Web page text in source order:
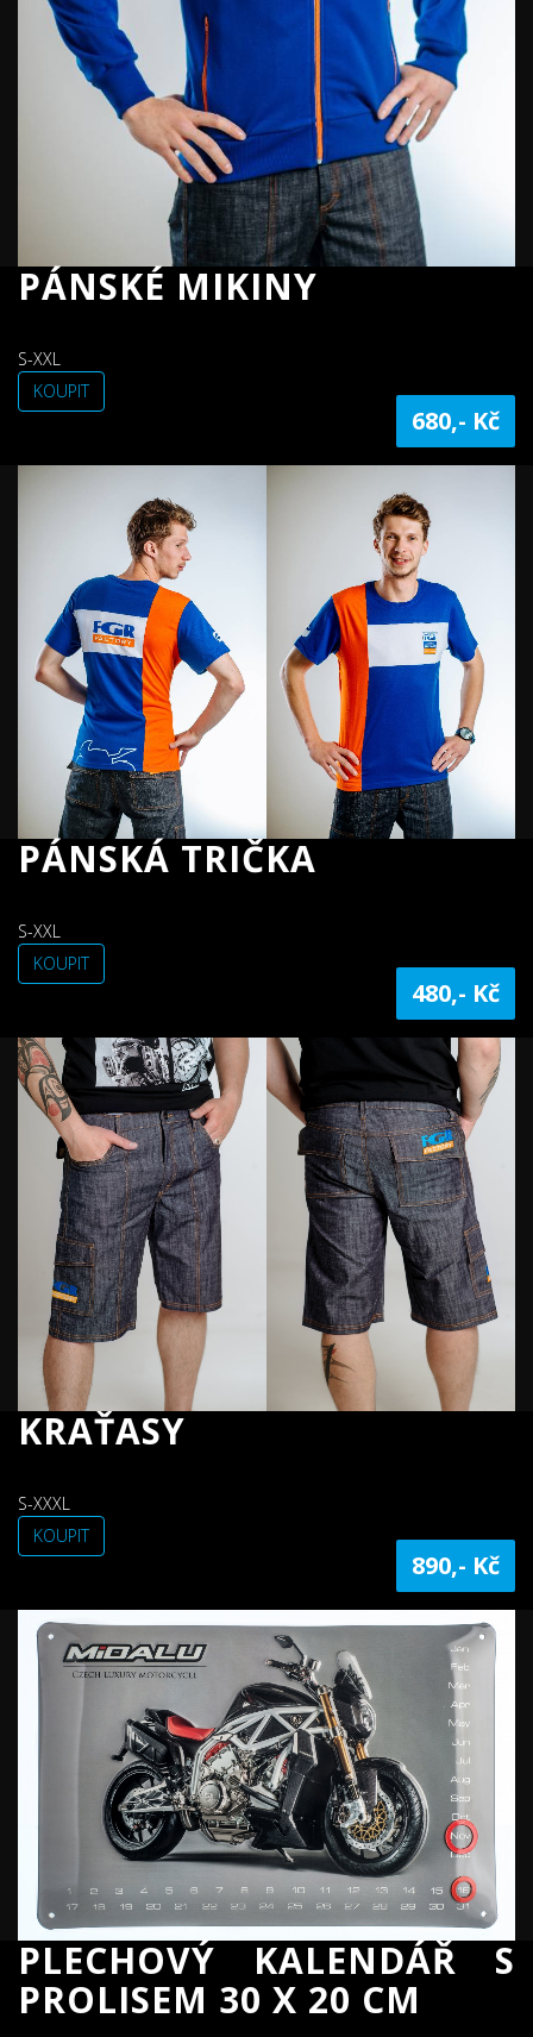
PÁNSKÉ MIKINY
S-XXL
680,- Kč
KOUPIT
PÁNSKÁ TRIČKA
S-XXL
480,- Kč
KOUPIT
KRAŤASY
S-XXXL
890,- Kč
KOUPIT
PLECHOVÝ KALENDÁŘ S
PROLISEM 30 X 20 CM